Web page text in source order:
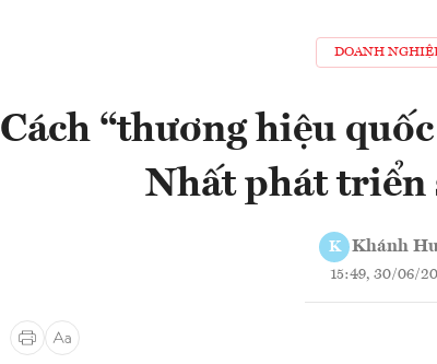
DOANH
Cách “thương hiệu
Nhất phát triển
K Khánh
15:49, 30/06/